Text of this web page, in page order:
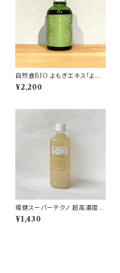
自然食BIO よもぎエキス「よも
ぎしずく」
¥2,200
環健スーパーテクノ 超高濃度ミ
ネラル水 白鉱水 500cc
¥1,430